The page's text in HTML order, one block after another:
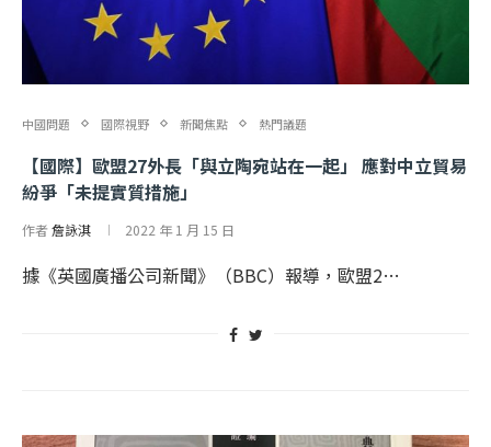
中國問題 國際視野 新聞焦點 熱門議題
【國際】歐盟27外長「與立陶宛站在一起」 應對中立貿易
紛爭「未提實質措施」
作者詹詠淇 2022 年 1 月 15 日
據《英國廣播公司新聞》（BBC）報導，歐盟2…